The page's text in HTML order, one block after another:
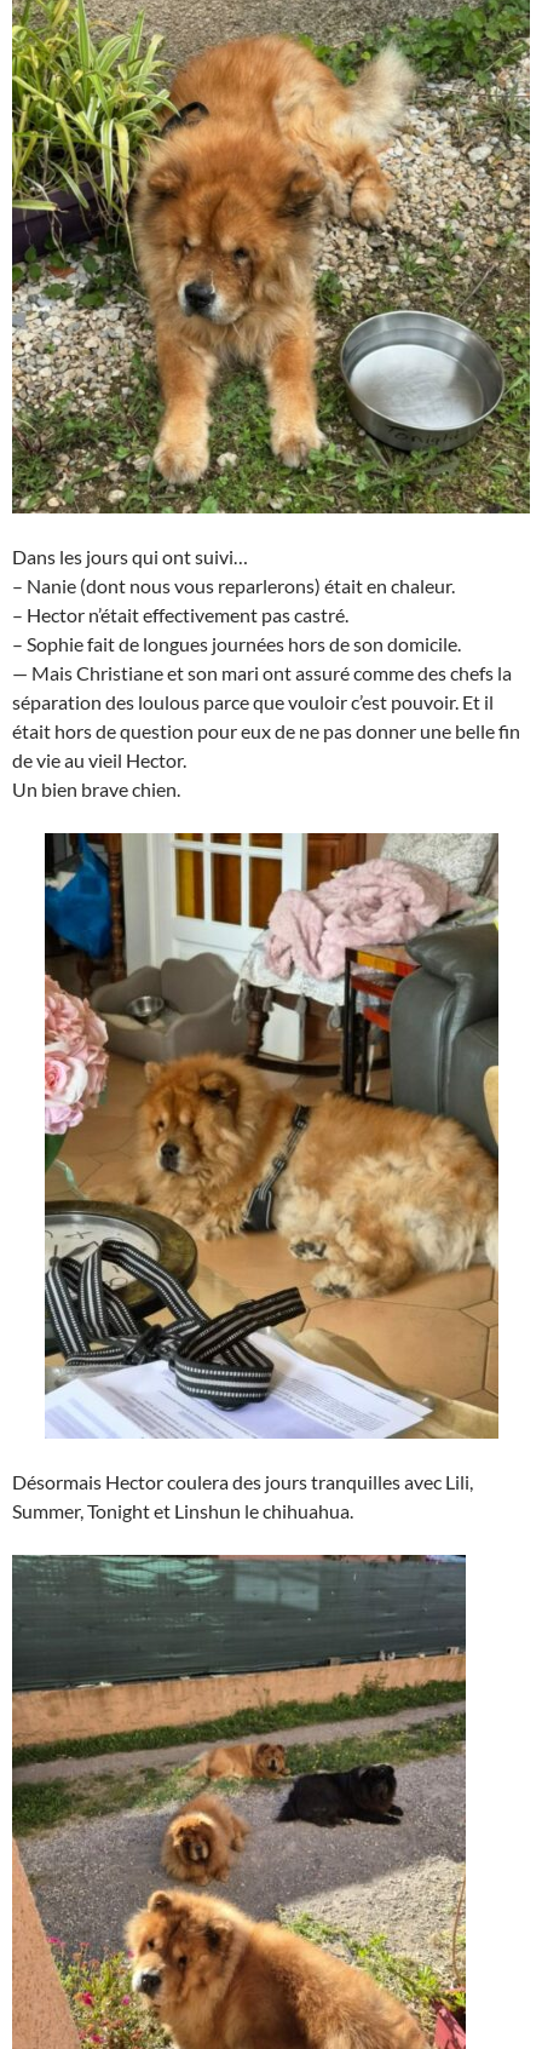
Dans les jours qui ont suivi…
– Nanie (dont nous vous reparlerons) était en chaleur.
– Hector n’était effectivement pas castré.
– Sophie fait de longues journées hors de son domicile.
— Mais Christiane et son mari ont assuré comme des chefs la
séparation des loulous parce que vouloir c’est pouvoir. Et il
était hors de question pour eux de ne pas donner une belle fin
de vie au vieil Hector.
Un bien brave chien.
Désormais Hector coulera des jours tranquilles avec Lili,
Summer, Tonight et Linshun le chihuahua.